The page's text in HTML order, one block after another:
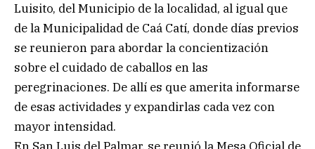
Luisito, del Municipio de la localidad, al igual que
de la Municipalidad de Caá Catí, donde días previos
se reunieron para abordar la concientización
sobre el cuidado de caballos en las
peregrinaciones. De allí es que amerita informarse
de esas actividades y expandirlas cada vez con
mayor intensidad.